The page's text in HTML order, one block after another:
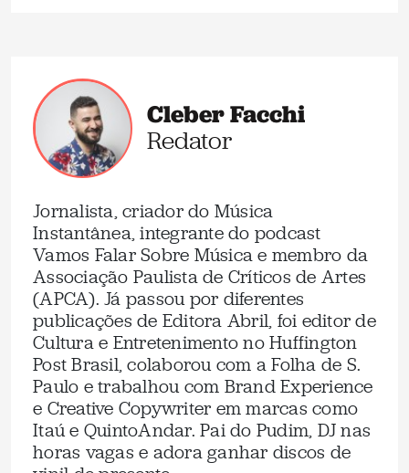
Cleber Facchi
Redator
Jornalista, criador do Música
Instantânea, integrante do podcast
Vamos Falar Sobre Música e membro da
Associação Paulista de Críticos de Artes
(APCA). Já passou por diferentes
publicações de Editora Abril, foi editor de
Cultura e Entretenimento no Huffington
Post Brasil, colaborou com a Folha de S.
Paulo e trabalhou com Brand Experience
e Creative Copywriter em marcas como
Itaú e QuintoAndar. Pai do Pudim, DJ nas
horas vagas e adora ganhar discos de